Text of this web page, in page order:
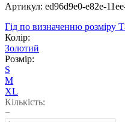
Артикул: ed96d9e0-e82e-
Гід по визначенню розміру
Колір:
Золотий
Розмір:
S
M
XL
Кількість:
−